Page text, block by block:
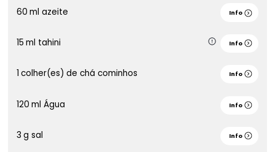
60 ml azeite Info
15 ml tahini Info
1 colher(es) de chá cominhos Info
120 ml Água Info
3 g sal Info